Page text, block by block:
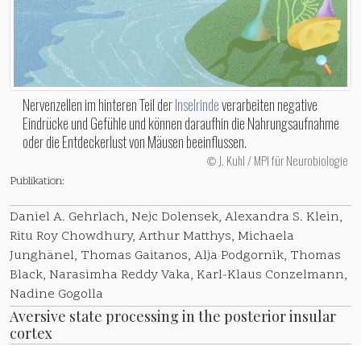
Nervenzellen im hinteren Teil derInselrindeverarbeiten negative
Eindrücke und Gefühle und können daraufhin die Nahrungsaufnahme
oder die Entdeckerlust von Mäusen beeinflussen.
© J. Kuhl / MPI für Neurobiologie
Publikation:
Daniel A. Gehrlach, Nejc Dolensek, Alexandra S. Klein,
Ritu Roy Chowdhury, Arthur Matthys, Michaela
Junghänel, Thomas Gaitanos, Alja Podgornik, Thomas
Black, Narasimha Reddy Vaka, Karl-Klaus Conzelmann,
Nadine Gogolla
Aversive state processing in the posterior insular
cortex